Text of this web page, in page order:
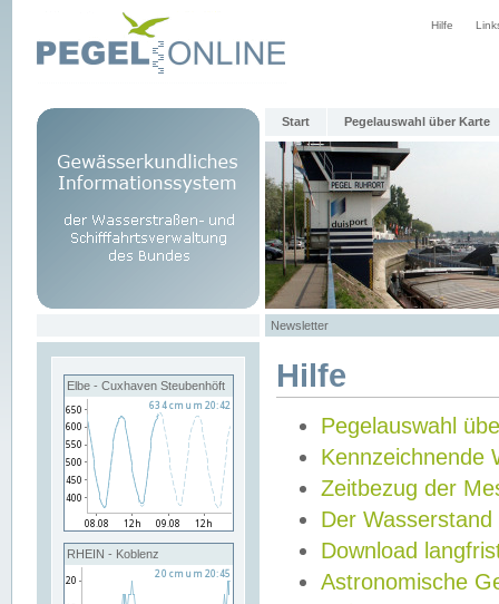
Hilfe
Start Pegelauswahl über Karte
Newsletter
Elbe - Cuxhaven Steubenhöft
RHEIN - Koblenz
Hilfe
Pegelauswahl
Kennzeichnende
Zeitbezug der
Der Wasserstand
Download
Astronomische